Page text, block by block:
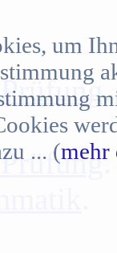
.
.
um
... (mehr